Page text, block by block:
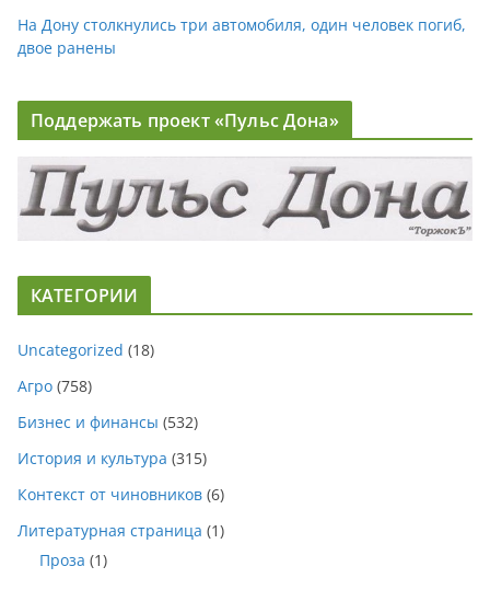
На Дону столкнулись три автомобиля, один человек погиб,
двое ранены
Поддержать проект «Пульс Дона»
КАТЕГОРИИ
Uncategorized (18)
Агро (758)
Бизнес и финансы (532)
История и культура (315)
Контекст от чиновников (6)
Литературная страница (1)
Проза (1)